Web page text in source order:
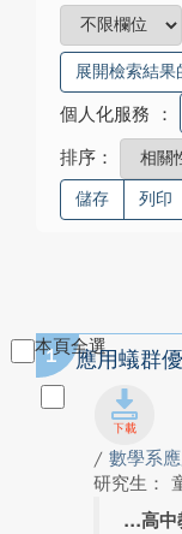
展開檢索結果
個人化服務 ：
排序：
儲存 列印
本頁全選
1 應用蟻群
/ 數學系
研究生：
高中